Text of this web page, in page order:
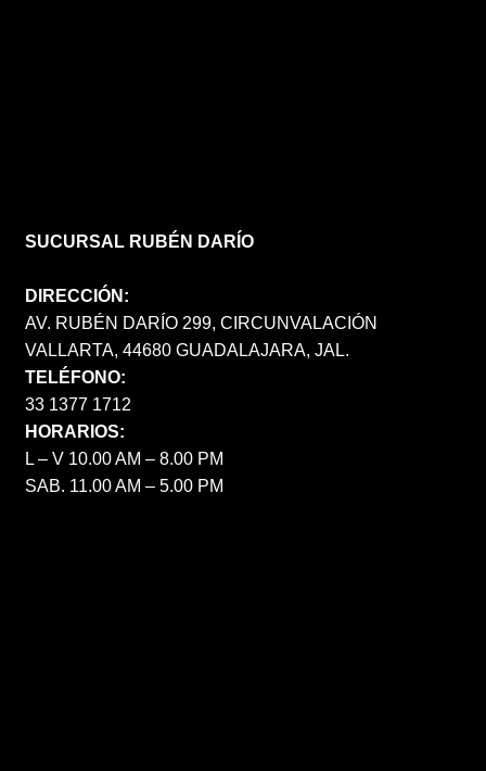
SUCURSAL RUBÉN DARÍO
DIRECCIÓN:
AV. RUBÉN DARÍO 299, CIRCUNVALACIÓN
VALLARTA, 44680 GUADALAJARA, JAL.
TELÉFONO:
33 1377 1712
HORARIOS:
L – V 10.00 AM – 8.00 PM
SAB. 11.00 AM – 5.00 PM